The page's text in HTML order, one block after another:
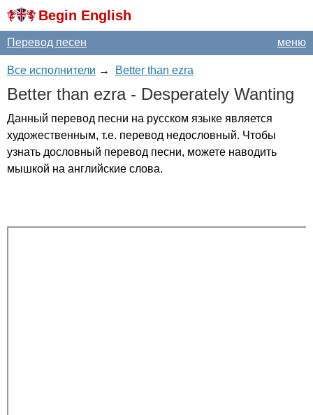
Begin English
меню
Перевод песен
Все исполнители → Better than ezra
Better than ezra- Desperately Wanting
Данный перевод песни на русском языке является
художественным, т.е. перевод недословный. Чтобы
узнать дословный перевод песни, можете наводить
мышкой на английские слова.